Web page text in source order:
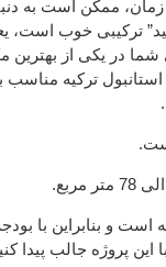
ممکن است به
ترکیبی خوب است،
در یکی از بهترین
ترکیه مناسب
و بنابراین با
این پروژه جالب پیدا